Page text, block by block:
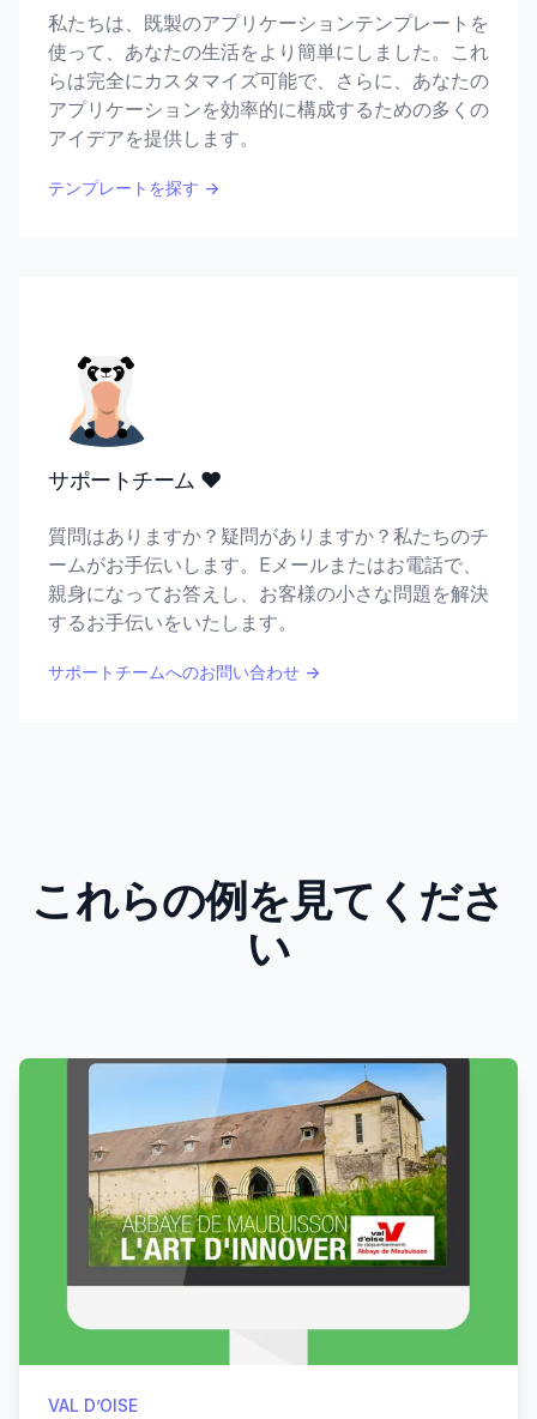
私たちは、既製のアプリケーションテンプレートを
使って、あなたの生活をより簡単にしました。これ
らは完全にカスタマイズ可能で、さらに、あなたの
アプリケーションを効率的に構成するための多くの
アイデアを提供します。
テンプレートを探す →
サポートチーム ♥️
質問はありますか？疑問がありますか？私たちのチ
ームがお手伝いします。Eメールまたはお電話で、
親身になってお答えし、お客様の小さな問題を解決
するお手伝いをいたします。
サポートチームへのお問い合わせ →
これらの例を見てくださ
い
Products
VAL D’OISE